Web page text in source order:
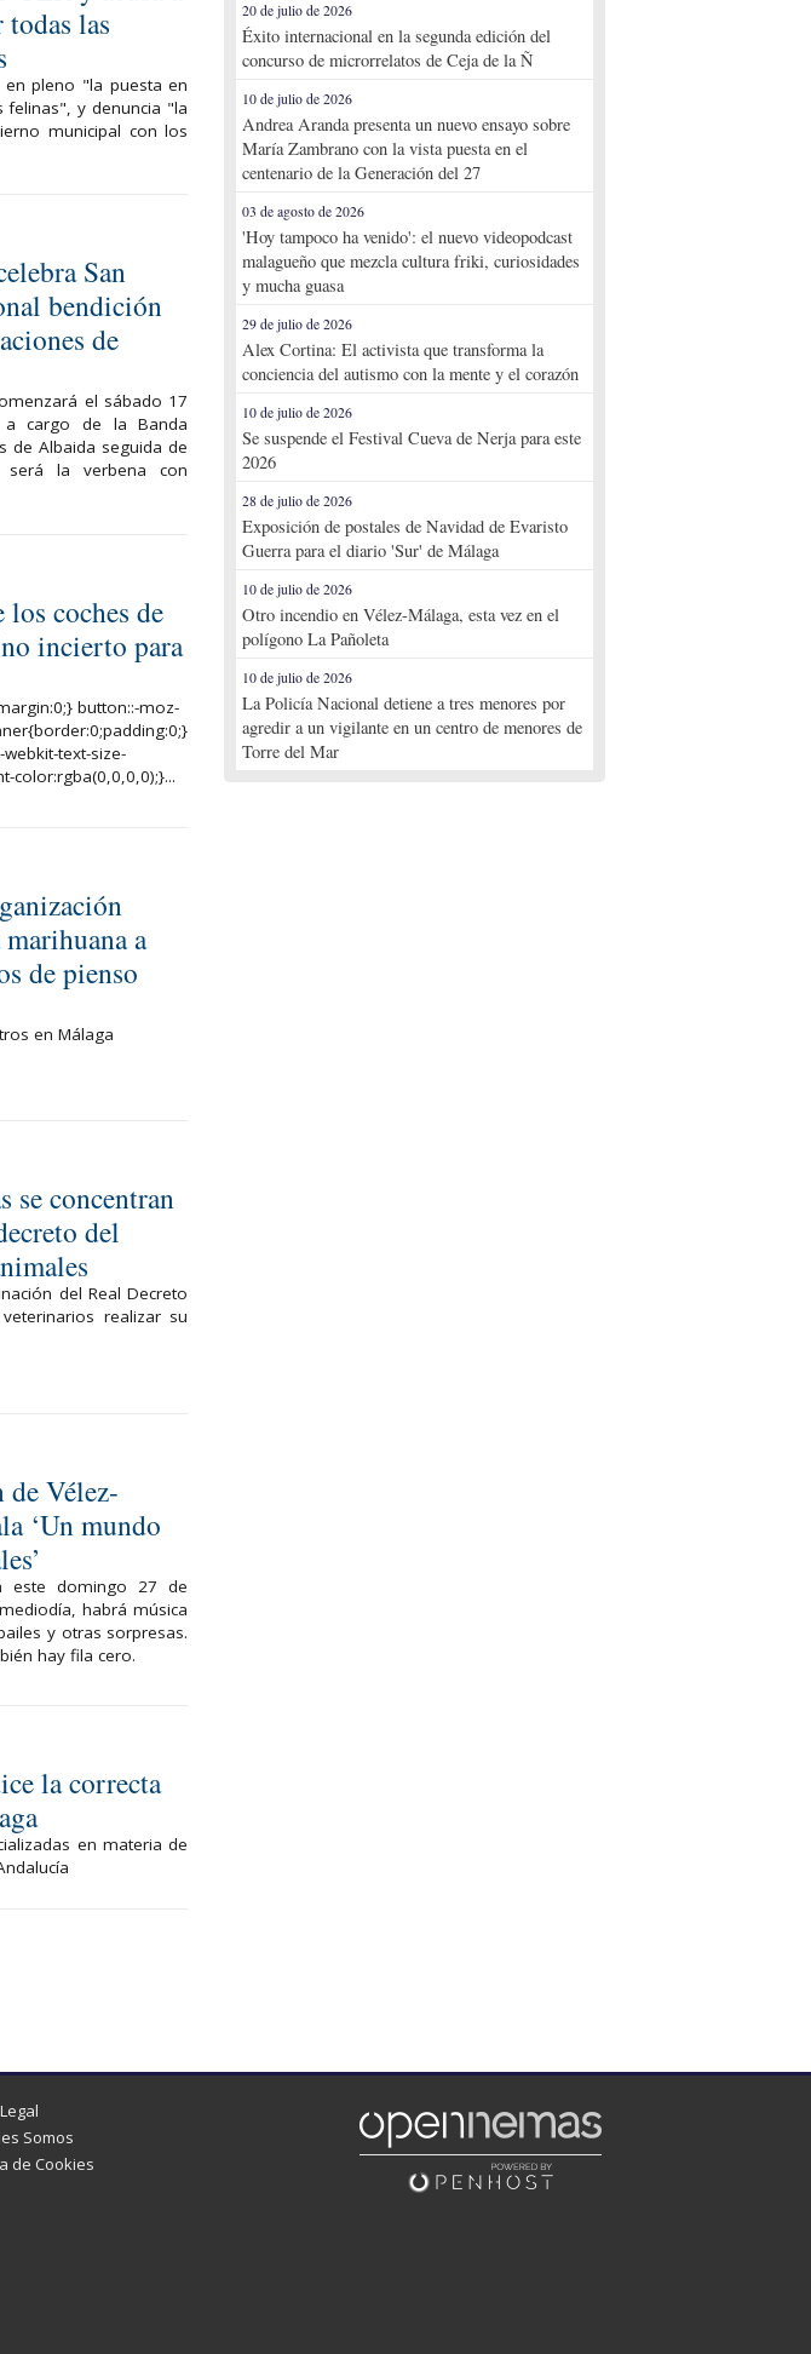
las
en pleno "la puesta en
felinas", y denuncia "la
municipal con los
San
bendición
de
el sábado 17
cargo de la Banda
de Albaida seguida de
la verbena con
los coches de
incierto para
button::-moz-
text-size-
color:rgba(0,0,0,0);}...
a
de pienso
en Málaga
se concentran
del
del Real Decreto
realizar su
de Vélez-
‘Un mundo
este domingo 27 de
habrá música
y otras sorpresas.
hay fila cero.
la correcta
en materia de
20 de julio de 2026
Éxito internacional en la segunda edición del
concurso de microrrelatos de Ceja de la Ñ
10 de julio de 2026
Andrea Aranda presenta un nuevo ensayo sobre
María Zambrano con la vista puesta en el
centenario de la Generación del 27
03 de agosto de 2026
'Hoy tampoco ha venido': el nuevo videopodcast
malagueño que mezcla cultura friki, curiosidades
y mucha guasa
29 de julio de 2026
Alex Cortina: El activista que transforma la
conciencia del autismo con la mente y el corazón
10 de julio de 2026
Se suspende el Festival Cueva de Nerja para este
2026
28 de julio de 2026
Exposición de postales de Navidad de Evaristo
Guerra para el diario 'Sur' de Málaga
10 de julio de 2026
Otro incendio en Vélez-Málaga, esta vez en el
polígono La Pañoleta
10 de julio de 2026
La Policía Nacional detiene a tres menores por
agredir a un vigilante en un centro de menores de
Torre del Mar
Somos
de Cookies